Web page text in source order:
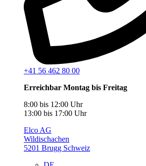
+41 56 462 80 00
Erreichbar Montag bis Freitag
8:00 bis 12:00 Uhr
13:00 bis 17:00 Uhr
Elco AG
Wildischachen
5201 Brugg Schweiz